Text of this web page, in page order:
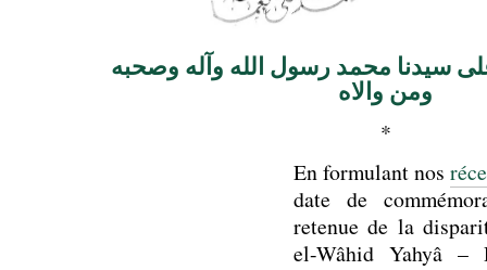
سيدنا محمد رسول الله وآله وصحبه
ومن والاه
*
En formulant nos
date de
retenue de la
el-Wâhid Yahyâ –